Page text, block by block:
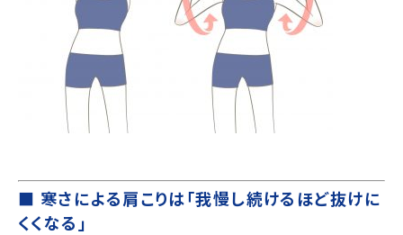
■ 寒さによる肩こりは「我慢し続けるほど抜けに
くくなる」